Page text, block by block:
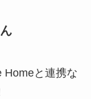
Homeと連携な